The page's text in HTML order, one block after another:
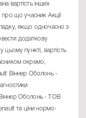
вартість інших
про що учасник Акції
якщо одночасно з
додаткову
цьому пункті, вартість
окремо,
Віннер Оболонь -
Оболонь - ТОВ
та ціни нормо-